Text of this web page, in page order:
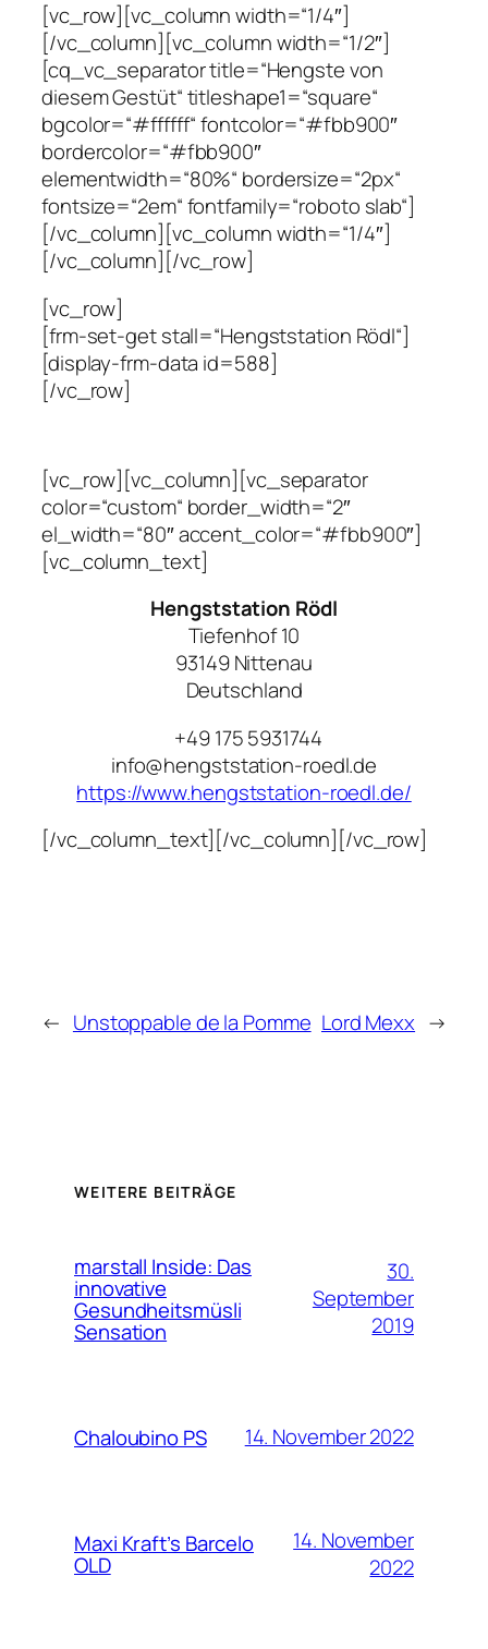
[vc_row][vc_column width=“1/4″]
[/vc_column][vc_column width=“1/2″]
[cq_vc_separator title=“Hengste von
diesem Gestüt“ titleshape1=“square“
bgcolor=“#ffffff“ fontcolor=“#fbb900″
bordercolor=“#fbb900″
elementwidth=“80%“ bordersize=“2px“
fontsize=“2em“ fontfamily=“roboto slab“]
[/vc_column][vc_column width=“1/4″]
[/vc_column][/vc_row]
[vc_row]
[frm-set-get stall=“Hengststation Rödl“]
[display-frm-data id=588]
[/vc_row]
[vc_row][vc_column][vc_separator
color=“custom“ border_width=“2″
el_width=“80″ accent_color=“#fbb900″]
[vc_column_text]
Hengststation Rödl
Tiefenhof 10
93149 Nittenau
Deutschland
+49 175 5931744
info@hengststation-roedl.de
https://www.hengststation-roedl.de/
[/vc_column_text][/vc_column][/vc_row]
← Unstoppable de la Pomme Lord Mexx →
WEITERE BEITRÄGE
marstall Inside: Das
innovative
Gesundheitsmüsli
Sensation
30.
September
2019
Chaloubino PS 14. November 2022
Maxi Kraft’s Barcelo
OLD
14. November
2022